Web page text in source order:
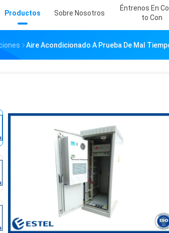
Productos Sobre Nosotros
Éntrenos En
To Con
Aire Acondicionado A Prueba De Mal